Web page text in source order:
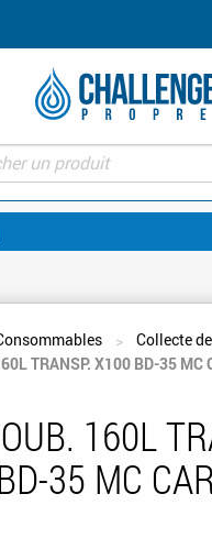
ici
Collecte
TRANSP. X100 BD-35 MC
160L
35 MC